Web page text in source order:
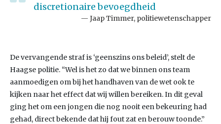
discretionaire bevoegdheid
Jaap Timmer, politiewetenschapper
De vervangende straf is ‘geenszins ons beleid’, stelt de
Haagse politie. “Wel is het zo dat we binnen ons team
aanmoedigen om bij het handhaven van de wet ook te
kijken naar het effect dat wij willen bereiken. In dit geval
ging het om een jongen die nog nooit een bekeuring had
gehad, direct bekende dat hij fout zat en berouw toonde.”